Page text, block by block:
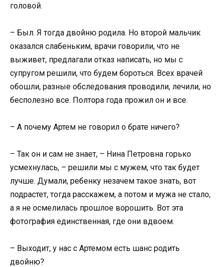
головой.
– Был. Я тогда двойню родила. Но второй мальчик
оказался слабеньким, врачи говорили, что не
выживет, предлагали отказ написать, но мы с
супругом решили, что будем бороться. Всех врачей
обошли, разные обследования проводили, лечили, но
бесполезно все. Полтора года прожил он и все.
– А почему Артем не говорил о брате ничего?
– Так он и сам не знает, – Нина Петровна горько
усмехнулась, – решили мы с мужем, что так будет
лучше. Думали, ребенку незачем такое знать, вот
подрастет, тогда расскажем, а потом и мужа не стало,
а я не осмелилась прошлое ворошить. Вот эта
фотография единственная, где они вдвоем.
– Выходит, у нас с Артемом есть шанс родить
двойню?